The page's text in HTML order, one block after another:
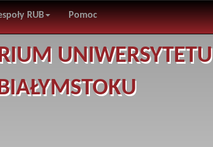
RUB Pomoc
UNIWERSYTETU